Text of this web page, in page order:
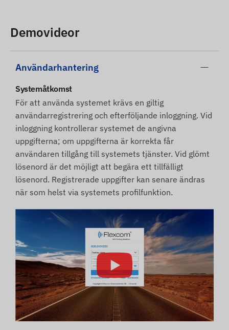
Demovideor
Användarhantering
Systemåtkomst
För att använda systemet krävs en giltig
användarregistrering och efterföljande inloggning. Vid
inloggning kontrollerar systemet de angivna
uppgifterna; om uppgifterna är korrekta får
användaren tillgång till systemets tjänster. Vid glömt
lösenord är det möjligt att begära ett tillfälligt
lösenord. Registrerade uppgifter kan senare ändras
när som helst via systemets profilfunktion.